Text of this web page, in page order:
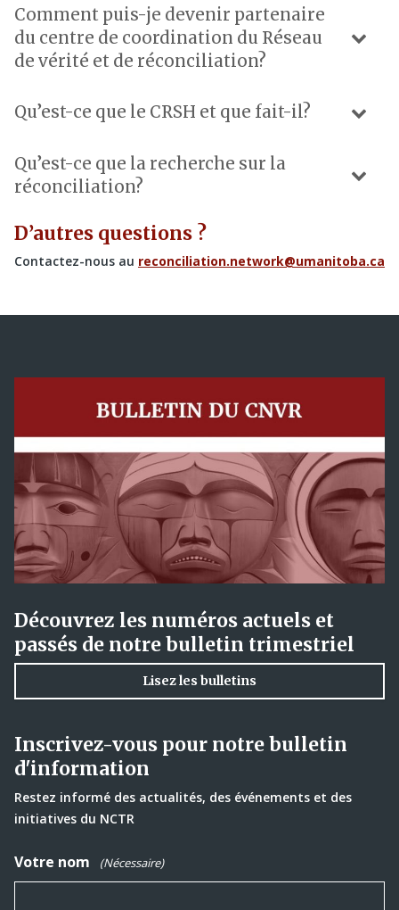
Comment puis-je devenir partenaire
du centre de coordination du Réseau
de vérité et de réconciliation?
Qu’est-ce que le CRSH et que fait-il?
Qu’est-ce que la recherche sur la
réconciliation?
D’autres questions ?
Contactez-nous au reconciliation.network@umanitoba.ca
Découvrez les numéros actuels et
passés de notre bulletin trimestriel
Lisez les bulletins
Inscrivez-vous pour notre bulletin
d'information
Restez informé des actualités, des événements et des
initiatives du NCTR
Votre nom (Nécessaire)